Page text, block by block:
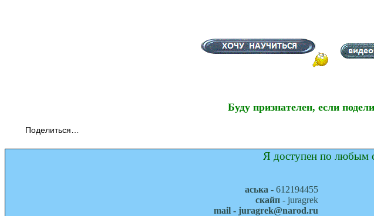
Буду признателен, если
Поделиться…
Я доступен по любым
аська - 612194455
скайп - juragrek
mail - juragrek@narod.ru